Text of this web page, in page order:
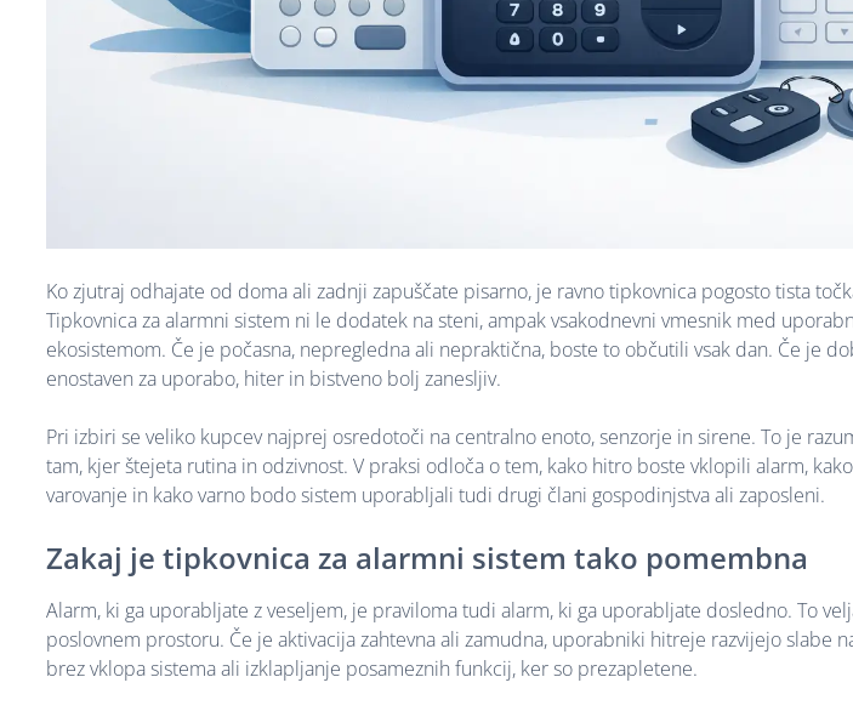
Ko zjutraj odhajate od doma ali zadnji zapuščate pisarno, je ravno tipkovnica pogosto tista
Tipkovnica za alarmni sistem ni le dodatek na steni, ampak vsakodnevni vmesnik med
ekosistemom. Če je počasna, nepregledna ali nepraktična, boste to občutili vsak dan. Če je
enostaven za uporabo, hiter in bistveno bolj zanesljiv.
Pri izbiri se veliko kupcev najprej osredotoči na centralno enoto, senzorje in sirene. To je
tam, kjer štejeta rutina in odzivnost. V praksi odloča o tem, kako hitro boste vklopili alarm,
varovanje in kako varno bodo sistem uporabljali tudi drugi člani gospodinjstva ali zaposleni.
Zakaj je tipkovnica za alarmni sistem tako pomembna
Alarm, ki ga uporabljate z veseljem, je praviloma tudi alarm, ki ga uporabljate dosledno. To
poslovnem prostoru. Če je aktivacija zahtevna ali zamudna, uporabniki hitreje razvijejo slabe
brez vklopa sistema ali izklapljanje posameznih funkcij, ker so prezapletene.